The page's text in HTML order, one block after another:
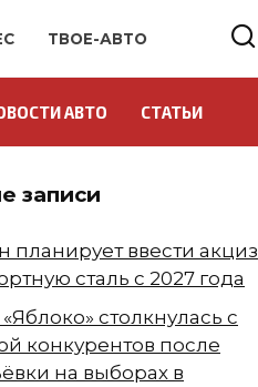
ТВОЕ-АВТО
АВТО СТАТЬИ
записи
ввести акциз
сталь с 2027 года
столкнулась с
конкурентов после
на выборах в